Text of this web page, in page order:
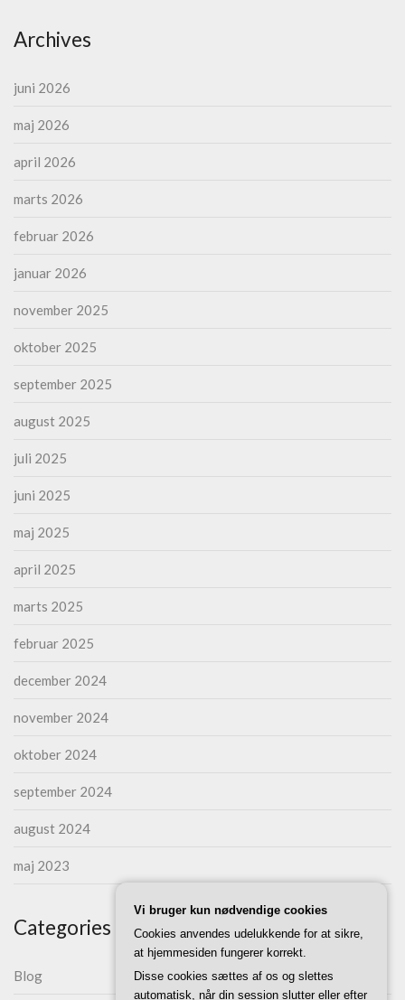
Archives
juni 2026
maj 2026
april 2026
marts 2026
februar 2026
januar 2026
november 2025
oktober 2025
september 2025
august 2025
juli 2025
juni 2025
maj 2025
april 2025
marts 2025
februar 2025
december 2024
november 2024
oktober 2024
september 2024
august 2024
maj 2023
Categories
Blog
Vi bruger kun nødvendige cookies
Cookies anvendes udelukkende for at sikre,
at hjemmesiden fungerer korrekt.
Disse cookies sættes af os og slettes
automatisk, når din session slutter eller efter